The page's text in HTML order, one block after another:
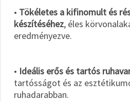
• Tökéletes a kifinomult és
készítéséhez, éles
eredményezve.
• Ideális erős és tartós
tartósságot és az
ruhadarabban.